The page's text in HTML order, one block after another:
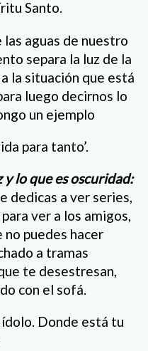
Santo.
aguas de nuestro
separa la luz de la
la situación que está
luego decirnos lo
un ejemplo
para tanto’.
y lo que es oscuridad:
dedicas a ver series,
ver a los amigos,
puedes hacer
a tramas
te desestresan,
con el sofá.
Donde está tu